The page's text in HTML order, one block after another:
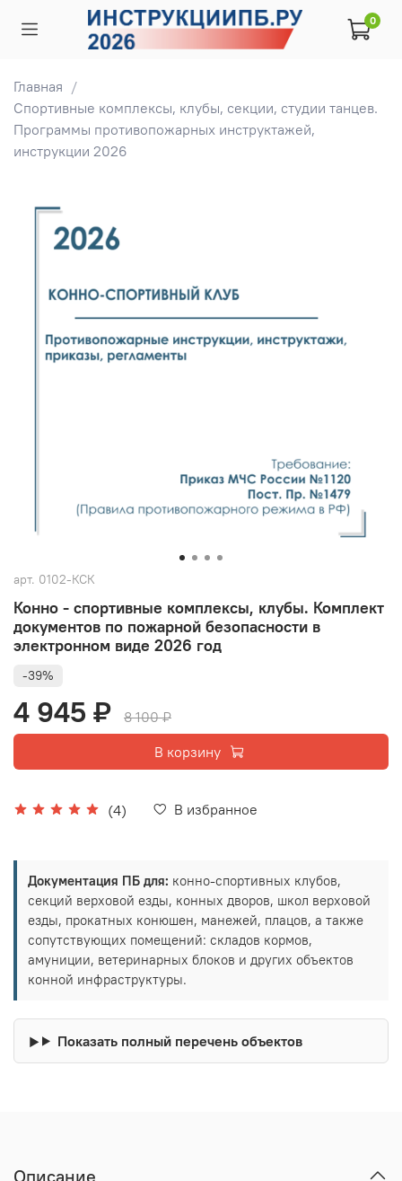
0
Главная
Спортивные комплексы, клубы, секции, студии танцев.
Программы противопожарных инструктажей,
инструкции 2026
арт. 0102-КСК
Конно - спортивные комплексы, клубы. Комплект
документов по пожарной безопасности в
электронном виде 2026 год
(4) В избранное
-39%
4 945 ₽
8 100 ₽
В корзину
Документация ПБ для: конно-спортивных клубов,
секций верховой езды, конных дворов, школ верховой
езды, прокатных конюшен, манежей, плацов, а также
сопутствующих помещений: складов кормов,
амуниции, ветеринарных блоков и других объектов
конной инфраструктуры.
Показать полный перечень объектов
Описание